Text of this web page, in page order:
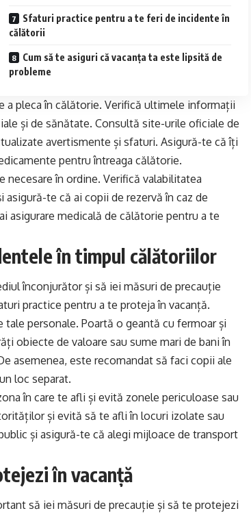
Sfaturi practice pentru a te feri de incidente în
călătorii
Cum să te asiguri că vacanța ta este lipsită de
probleme
a pleca în călătorie. Verifică ultimele informații
și de sănătate. Consultă site-urile oficiale de
avertismente și sfaturi. Asigură-te că îți
pentru întreaga călătorie.
în ordine. Verifică valabilitatea
te că ai copii de rezervă în caz de
asigurare medicală de călătorie pentru a te
în timpul călătoriilor
înconjurător și să iei măsuri de precauție
practice pentru a te proteja în vacanță.
personale. Poartă o geantă cu fermoar și
obiecte de valoare sau sume mari de bani în
asemenea, este recomandat să faci copii ale
loc separat.
în care te afli și evită zonele periculoase sau
și evită să te afli în locuri izolate sau
și asigură-te că alegi mijloace de transport
în vacanță
să iei măsuri de precauție și să te protejezi